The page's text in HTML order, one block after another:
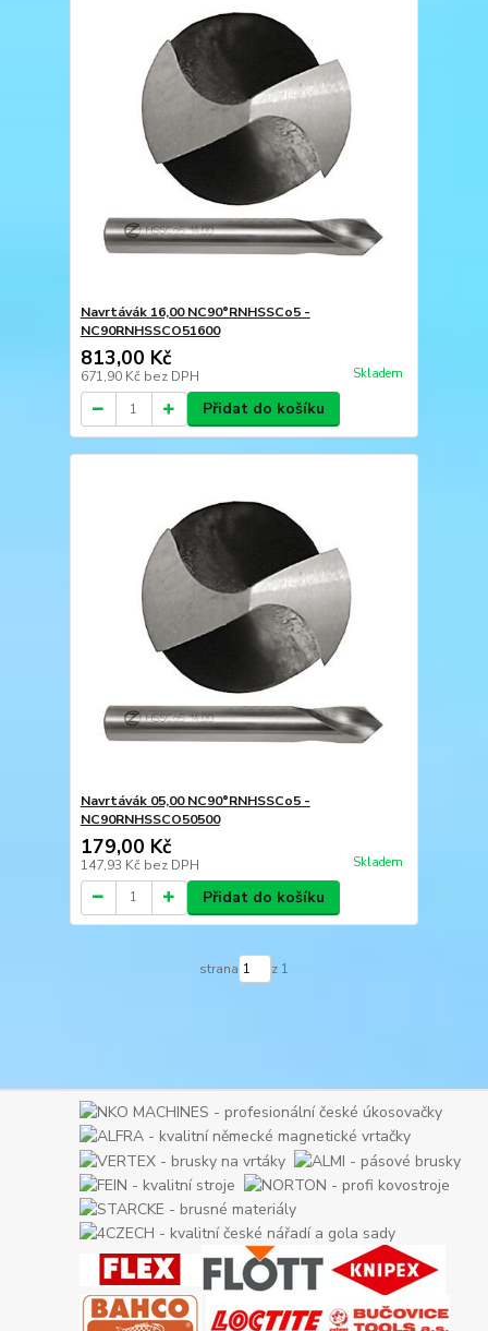
Navrtávák 16,00 NC90°RNHSSCo5 -
NC90RNHSSCO51600
813,00 Kč
671,90 Kč bez DPH Skladem
Přidat do košíku
Navrtávák 05,00 NC90°RNHSSCo5 -
NC90RNHSSCO50500
179,00 Kč
147,93 Kč bez DPH Skladem
Přidat do košíku
strana z 1